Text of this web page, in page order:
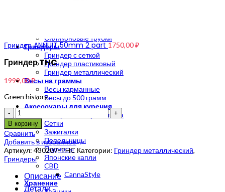
Силиконовые трубки
Гриндеры
Гриндер с сеткой
Гриндер пластиковый
Гриндер металлический
Весы на граммы
Весы карманные
Весы до 500 грамм
Аксессуары для курения
Нейтрализаторы запаха
Сетки
Зажигалки
Пепельницы
Подносы
Японские капли
CBD
CannaStyle
Хранение
Гриндер ANNUIT 50mm 2 part 1750,00₽
Гриндер THC
1999,00₽
Green history
Количество
В корзину
Сравнить
Добавить в избранное
Артикул: 430207-THC Категории: Гриндер металлический,
Гриндеры
Описание
Детали